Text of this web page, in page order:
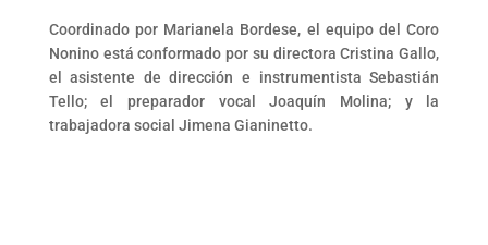
Coordinado por Marianela Bordese, el equipo del Coro
Nonino está conformado por su directora Cristina Gallo,
el asistente de dirección e instrumentista Sebastián
Tello; el preparador vocal Joaquín Molina; y la
trabajadora social Jimena Gianinetto.